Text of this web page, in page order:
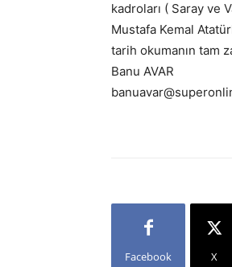
kadroları ( Saray ve
Mustafa Kemal
tarih okumanın tam
Banu AVAR
Facebook X